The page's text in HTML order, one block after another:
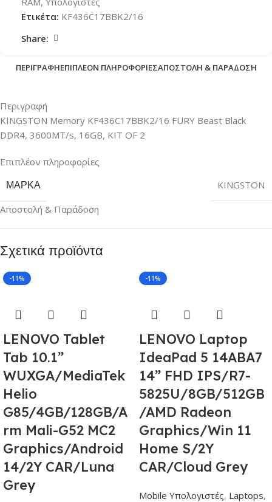
Ετικέτα: KF436C17BBK2/16
Share:
ΠΕΡΙΓΡΑΦΉΕΠΙΠΛΈΟΝ ΠΛΗΡΟΦΟΡΊΕΣΑΠΟΣΤΟΛΉ & ΠΑΡΆΔΟΣΗ
Περιγραφή
KINGSTON Memory KF436C17BBK2/16 FURY Beast Black
DDR4, 3600MT/s, 16GB, KIT OF 2
Επιπλέον πληροφορίες
ΜΆΡΚΑ
KINGSTON
Αποστολή & Παράδοση
Σχετικά προϊόντα
-11%
LENOVO Tablet
Tab 10.1”
WUXGA/MediaTek
Helio
G85/4GB/128GB/A
rm Mali-G52 MC2
Graphics/Android
14/2Y CAR/Luna
Grey
-11%
LENOVO Laptop
IdeaPad 5 14ABA7
14” FHD IPS/R7-
5825U/8GB/512GB
/AMD Radeon
Graphics/Win 11
Home S/2Y
CAR/Cloud Grey
Mobile Υπολογιστές, Laptops,